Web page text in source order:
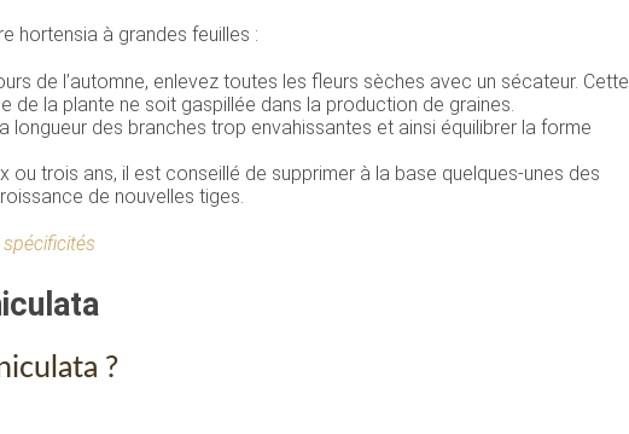
hortensia à grandes feuilles :
de l’automne, enlevez toutes les fleurs sèches avec un sécateur. Cette
de la plante ne soit gaspillée dans la production de graines.
longueur des branches trop envahissantes et ainsi équilibrer la forme
ou trois ans, il est conseillé de supprimer à la base quelques-unes des
de nouvelles tiges.
?